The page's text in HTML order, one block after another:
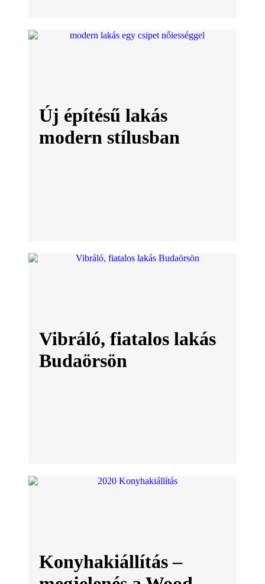
Új építésű lakás
modern stílusban
Vibráló, fiatalos lakás
Budaörsön
Konyhakiállítás –